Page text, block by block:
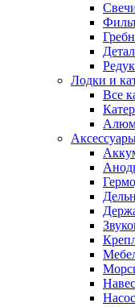
Лодки и
Все